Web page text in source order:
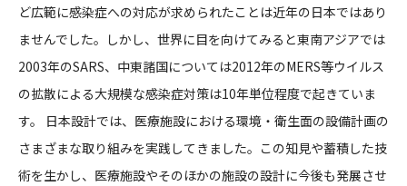
RECRUIT
CONTACT
ど広範に感染症への対応が求められたことは近年の日本ではあり
ませんでした。しかし、世界に目を向けてみると東南アジアでは
2003年のSARS、中東諸国については2012年のMERS等ウイルス
の拡散による大規模な感染症対策は10年単位程度で起きていま
す。 日本設計では、医療施設における環境・衛生面の設備計画の
さまざまな取り組みを実践してきました。この知見や蓄積した技
術を生かし、医療施設やそのほかの施設の設計に今後も発展させ